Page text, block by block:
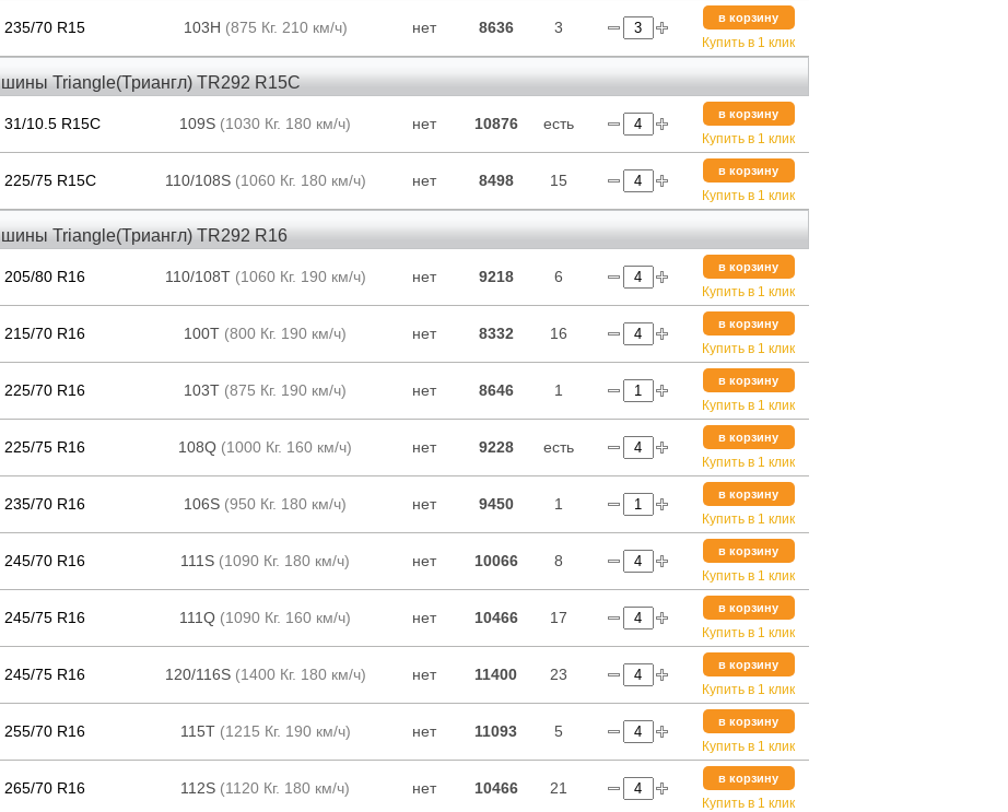
235/70 R15 103H (875 Кг. 210 км/ч) нет 8636 3
в корзину
Купить в 1 клик
шины Triangle(Триангл) TR292 R15C
31/10.5 R15C 109S (1030 Кг. 180 км/ч) нет 10876 есть
в корзину
Купить в 1 клик
225/75 R15C 110/108S (1060 Кг. 180 км/ч) нет 8498 15
в корзину
Купить в 1 клик
шины Triangle(Триангл) TR292 R16
205/80 R16 110/108T (1060 Кг. 190 км/ч) нет 9218 6
в корзину
Купить в 1 клик
215/70 R16 100T (800 Кг. 190 км/ч) нет 8332 16
в корзину
Купить в 1 клик
225/70 R16 103T (875 Кг. 190 км/ч) нет 8646 1
в корзину
Купить в 1 клик
225/75 R16 108Q (1000 Кг. 160 км/ч) нет 9228 есть
в корзину
Купить в 1 клик
235/70 R16 106S (950 Кг. 180 км/ч) нет 9450 1
в корзину
Купить в 1 клик
245/70 R16 111S (1090 Кг. 180 км/ч) нет 10066 8
в корзину
Купить в 1 клик
245/75 R16 111Q (1090 Кг. 160 км/ч) нет 10466 17
в корзину
Купить в 1 клик
245/75 R16 120/116S (1400 Кг. 180 км/ч) нет 11400 23
в корзину
Купить в 1 клик
255/70 R16 115T (1215 Кг. 190 км/ч) нет 11093 5
в корзину
Купить в 1 клик
265/70 R16 112S (1120 Кг. 180 км/ч) нет 10466 21
в корзину
Купить в 1 клик